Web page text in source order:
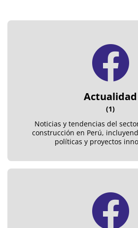
Actualidad
(1)
Noticias y tendencias del
construcción en Perú,
políticas y proyectos